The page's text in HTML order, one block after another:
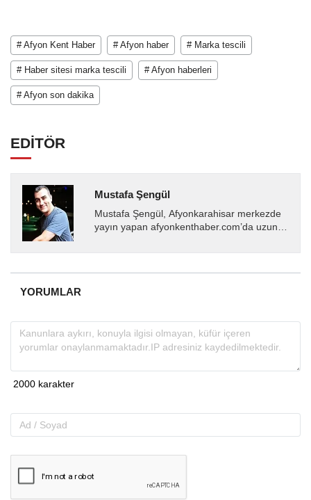
# Afyon Kent Haber # Afyon haber # Marka tescili
# Haber sitesi marka tescili # Afyon haberleri
# Afyon son dakika
EDİTÖR
Mustafa Şengül
Mustafa Şengül, Afyonkarahisar merkezde
yayın yapan afyonkenthaber.com’da uzun
almakta, haber akışı...
YORUMLAR